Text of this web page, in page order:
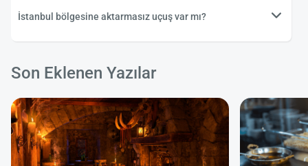
İstanbul bölgesine aktarmasız uçuş var mı?
Son Eklenen Yazılar